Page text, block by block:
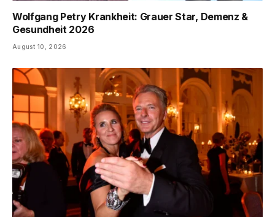
Wolfgang Petry Krankheit: Grauer Star, Demenz &
Gesundheit 2026
August 10, 2026